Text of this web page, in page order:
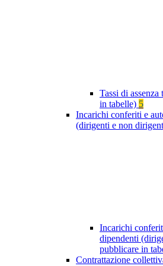
Tassi di
in tabelle) 5
Incarichi conferiti e
(dirigenti e non
Incarichi
dipendenti
pubblicare in
Contrattazione